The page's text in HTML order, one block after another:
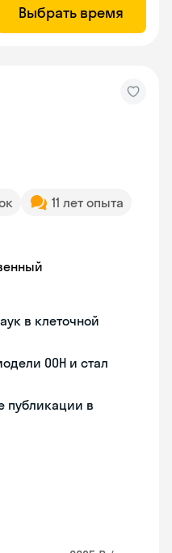
Выбрать время
11 лет опыта
в клеточной
ООН и стал
публикации в